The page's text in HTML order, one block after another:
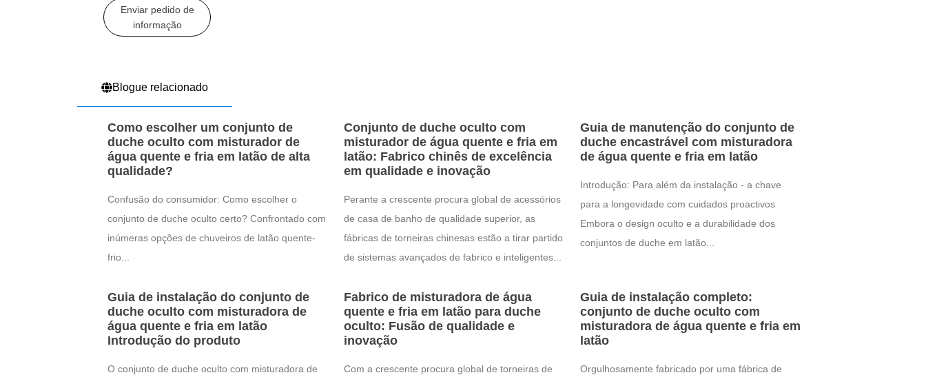
Chuveiro de queda de chuva
quente e frio
Enviar pedido de
informação
Blogue relacionado
Como escolher um conjunto de
duche oculto com misturador de
água quente e fria em latão de alta
qualidade?
Confusão do consumidor: Como escolher o
conjunto de duche oculto certo? Confrontado com
inúmeras opções de chuveiros de latão quente-
frio...
Conjunto de duche oculto com
misturador de água quente e fria em
latão: Fabrico chinês de excelência
em qualidade e inovação
Perante a crescente procura global de acessórios
de casa de banho de qualidade superior, as
fábricas de torneiras chinesas estão a tirar partido
de sistemas avançados de fabrico e inteligentes...
Guia de manutenção do conjunto de
duche encastrável com misturadora
de água quente e fria em latão
Introdução: Para além da instalação - a chave
para a longevidade com cuidados proactivos
Embora o design oculto e a durabilidade dos
conjuntos de duche em latão...
Guia de instalação do conjunto de
duche oculto com misturadora de
água quente e fria em latão
Introdução do produto
O conjunto de duche oculto com misturadora de
Fabrico de misturadora de água
quente e fria em latão para duche
oculto: Fusão de qualidade e
inovação
Com a crescente procura global de torneiras de
Guia de instalação completo:
conjunto de duche oculto com
misturadora de água quente e fria em
latão
Orgulhosamente fabricado por uma fábrica de